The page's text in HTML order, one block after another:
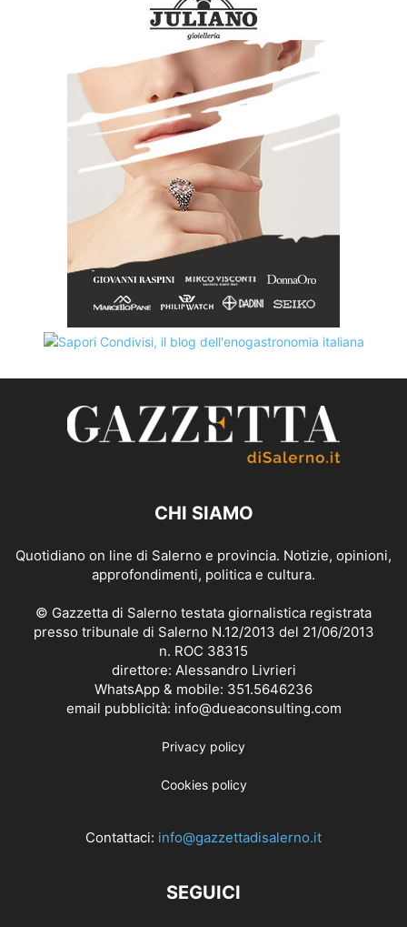
CHI SIAMO
Quotidiano on line di Salerno e provincia. Notizie, opinioni,
approfondimenti, politica e cultura.
© Gazzetta di Salerno testata giornalistica registrata
presso tribunale di Salerno N.12/2013 del 21/06/2013
n. ROC 38315
direttore: Alessandro Livrieri
WhatsApp & mobile: 351.5646236
email pubblicità: info@dueaconsulting.com
Privacy policy
Cookies policy
Contattaci: info@gazzettadisalerno.it
SEGUICI